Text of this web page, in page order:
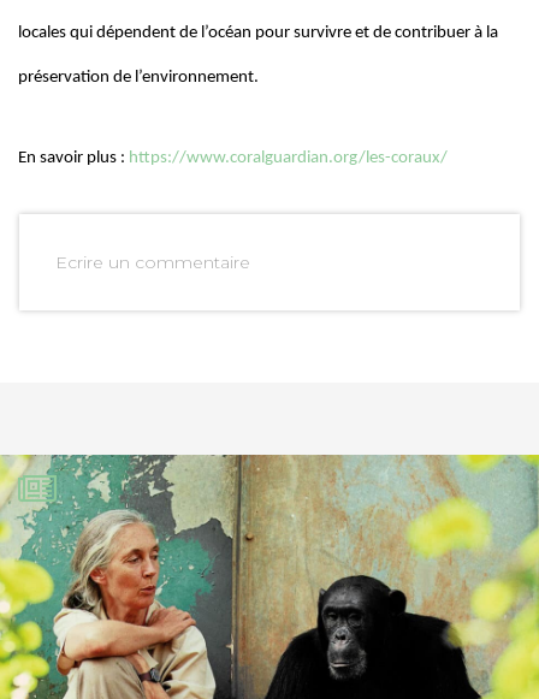
locales qui dépendent de l’océan pour survivre et de contribuer à la
préservation de l’environnement.
En savoir plus : https://www.coralguardian.org/les-coraux/
Ecrire un commentaire